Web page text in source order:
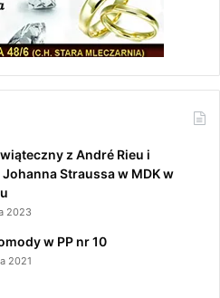
z André Rieu i
Straussa w MDK w
2023
w PP nr 10
2021